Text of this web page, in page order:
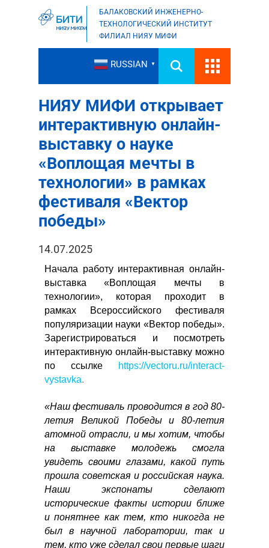
БАЛАКОВСКИЙ ИНЖЕНЕРНО-
ТЕХНОЛОГИЧЕСКИЙ ИНСТИТУТ
ФИЛИАЛ НИЯУ МИФИ
RUSSIAN ▼
НИЯУ МИФИ открывает
интерактивную онлайн-
выставку о науке
«Воплощая мечты в
технологии» в рамках
фестиваля «Вектор
победы»
14.07.2025
Начала работу интерактивная онлайн-
выставка «Воплощая мечты в
технологии», которая проходит в
рамках
Всероссийского фестиваля
популяризации науки «Вектор победы».
Зарегистрироваться и посмотреть
интерактивную онлайн-выставку можно
по ссылке
https://vectoru.ru/interact-
vystavka.
«Наш фестиваль проводится в год 80-
летия Великой Победы и 80-летия
атомной отрасли, и мы хотим, чтобы
на выставке молодежь смогла
увидеть своими глазами, какой путь
прошла советская и российская наука.
Наши экспонаты сделают
исторические факты истории ближе
и понятнее как тем, кто никогда не
был в научной лаборатории, так и
тем, кто уже сделал свои первые шаги